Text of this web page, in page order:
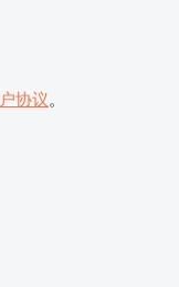
协议。